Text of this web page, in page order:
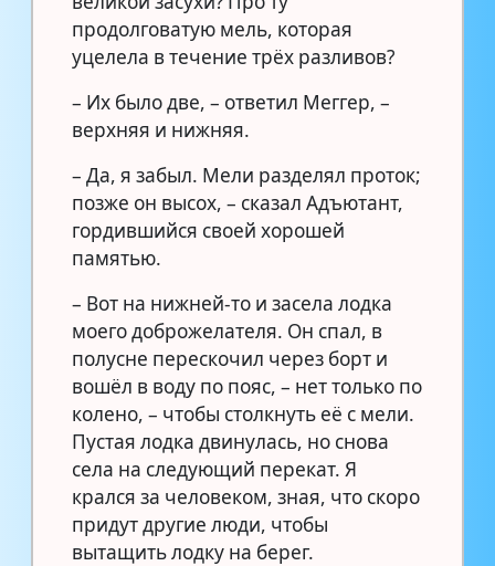
продолговатую мель, которая
уцелела в течение трёх разливов?
– Их было две, – ответил Меггер, –
верхняя и нижняя.
– Да, я забыл. Мели разделял проток;
позже он высох, – сказал Адъютант,
гордившийся своей хорошей
памятью.
– Вот на нижней-то и засела лодка
моего доброжелателя. Он спал, в
полусне перескочил через борт и
вошёл в воду по пояс, – нет только по
колено, – чтобы столкнуть её с мели.
Пустая лодка двинулась, но снова
села на следующий перекат. Я
крался за человеком, зная, что скоро
придут другие люди, чтобы
вытащить лодку на берег.